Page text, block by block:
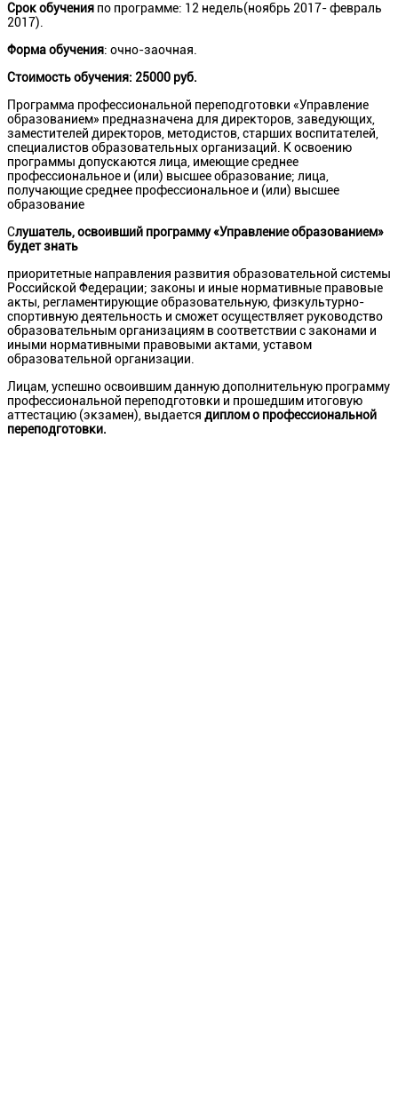
Срок обучения по программе: 12 недель(ноябрь 2017- февраль
2017).
Форма обучения: очно-заочная.
Стоимость обучения: 25000 руб.
Программа профессиональной переподготовки «Управление
образованием» предназначена для директоров, заведующих,
заместителей директоров, методистов, старших воспитателей,
специалистов образовательных организаций. К освоению
программы допускаются лица, имеющие среднее
профессиональное и (или) высшее образование; лица,
получающие среднее профессиональное и (или) высшее
образование
Слушатель, освоивший программу «Управление образованием»
будет знать
приоритетные направления развития образовательной системы
Российской Федерации; законы и иные нормативные правовые
акты, регламентирующие образовательную, физкультурно-
спортивную деятельность и сможет осуществляет руководство
образовательным организациям в соответствии с законами и
иными нормативными правовыми актами, уставом
образовательной организации.
Лицам, успешно освоившим данную дополнительную программу
профессиональной переподготовки и прошедшим итоговую
аттестацию (экзамен), выдается диплом о профессиональной
переподготовки.